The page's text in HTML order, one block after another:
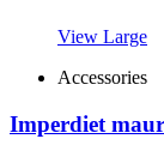
View Large
Accessories
Imperdiet